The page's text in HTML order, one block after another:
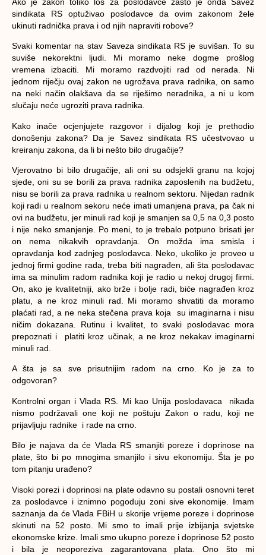
sindikata RS optuživao poslodavce da ovim zakonom žele
ukinuti radnička prava i od njih napraviti robove?
Svaki komentar na stav Saveza sindikata RS je suvišan. To su
suviše nekorektni ljudi. Mi moramo neke dogme prošlog
vremena izbaciti. Mi moramo razdvojiti rad od nerada. Ni
jednom riječju ovaj zakon ne ugrožava prava radnika, on samo
na neki način olakšava da se riješimo neradnika, a ni u kom
slučaju neće ugroziti prava radnika.
Kako inače ocjenjujete razgovor i dijalog koji je prethodio
donošenju zakona? Da je Savez sindikata RS učestvovao u
kreiranju zakona, da li bi nešto bilo drugačije?
Vjerovatno bi bilo drugačije, ali oni su odsjekli granu na kojoj
sjede, oni su se borili za prava radnika zaposlenih na budžetu,
nisu se borili za prava radnika u realnom sektoru. Nijedan radnik
koji radi u realnom sekoru neće imati umanjena prava, pa čak ni
ovi na budžetu, jer minuli rad koji je smanjen sa 0,5 na 0,3 posto
i nije neko smanjenje. Po meni, to je trebalo potpuno brisati jer
on nema nikakvih opravdanja. On možda ima smisla i
opravdanja kod zadnjeg poslodavca. Neko, ukoliko je proveo u
jednoj firmi godine rada, treba biti nagrađen, ali šta poslodavac
ima sa minulim radom radnika koji je radio u nekoj drugoj firmi.
On, ako je kvalitetniji, ako brže i bolje radi, biće nagrađen kroz
platu, a ne kroz minuli rad. Mi moramo shvatiti da moramo
plaćati rad, a ne neka stečena prava koja su imaginarna i nisu
ničim dokazana. Rutinu i kvalitet, to svaki poslodavac mora
prepoznati i platiti kroz učinak, a ne kroz nekakav imaginarni
minuli rad.
A šta je sa sve prisutnijim radom na crno. Ko je za to
odgovoran?
Kontrolni organ i Vlada RS. Mi kao Unija poslodavaca nikada
nismo podržavali one koji ne poštuju Zakon o radu, koji ne
prijavljuju radnike i rade na crno.
Bilo je najava da će Vlada RS smanjiti poreze i doprinose na
plate, što bi po mnogima smanjilo i sivu ekonomiju. Šta je po
tom pitanju urađeno?
Visoki porezi i doprinosi na plate odavno su postali osnovni teret
za poslodavce i iznimno pogoduju zoni sive ekonomije. Imam
saznanja da će Vlada FBiH u skorije vrijeme poreze i doprinose
skinuti na 52 posto. Mi smo to imali prije izbijanja svjetske
ekonomske krize. Imali smo ukupno poreze i doprinose 52 posto
i bila je neoporeziva zagarantovana plata. Ono što mi